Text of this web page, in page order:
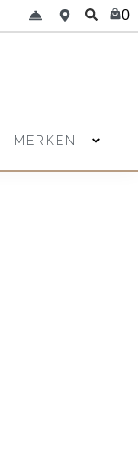
0
MERKEN